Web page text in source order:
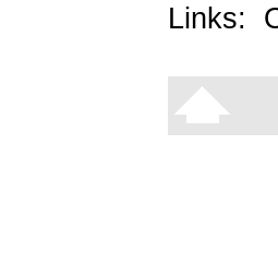
Links: